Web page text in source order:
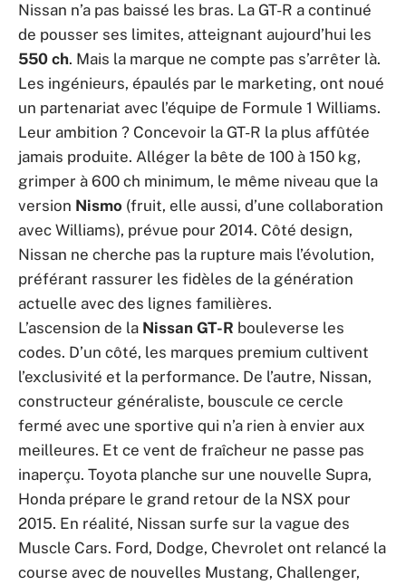
Nissan n’a pas baissé les bras. La GT-R a continué
de pousser ses limites, atteignant aujourd’hui les
550 ch. Mais la marque ne compte pas s’arrêter là.
Les ingénieurs, épaulés par le marketing, ont noué
un partenariat avec l’équipe de Formule 1 Williams.
Leur ambition ? Concevoir la GT-R la plus affûtée
jamais produite. Alléger la bête de 100 à 150 kg,
grimper à 600 ch minimum, le même niveau que la
version Nismo (fruit, elle aussi, d’une collaboration
avec Williams), prévue pour 2014. Côté design,
Nissan ne cherche pas la rupture mais l’évolution,
préférant rassurer les fidèles de la génération
actuelle avec des lignes familières.
L’ascension de la Nissan GT-R bouleverse les
codes. D’un côté, les marques premium cultivent
l’exclusivité et la performance. De l’autre, Nissan,
constructeur généraliste, bouscule ce cercle
fermé avec une sportive qui n’a rien à envier aux
meilleures. Et ce vent de fraîcheur ne passe pas
inaperçu. Toyota planche sur une nouvelle Supra,
Honda prépare le grand retour de la NSX pour
2015. En réalité, Nissan surfe sur la vague des
Muscle Cars. Ford, Dodge, Chevrolet ont relancé la
course avec de nouvelles Mustang, Challenger,